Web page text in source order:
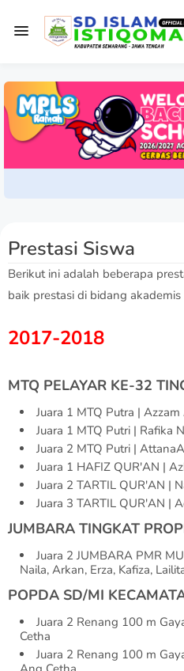
Prestasi Siswa
Berikut ini adalah beberapa
baik prestasi di bidang
2017-2018
MTQ PELAYAR KE-32
Juara 1 MTQ Putra |
Juara 1 MTQ Putri | Rafika
Juara 2 MTQ Putri |
Juara 1 HAFIZ QUR'AN |
Juara 2 TARTIL QUR'AN |
Juara 3 TARTIL QUR'AN |
JUMBARA TINGKAT
Juara 2 JUMBARA PMR
Naila, Arkan, Erza, Kafiza,
POPDA SD/MI
Juara 2 Renang 100 m
Cetha
Juara 2 Renang 100 m